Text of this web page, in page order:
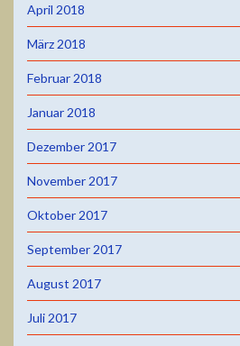
April 2018
März 2018
Februar 2018
Januar 2018
Dezember 2017
November 2017
Oktober 2017
September 2017
August 2017
Juli 2017